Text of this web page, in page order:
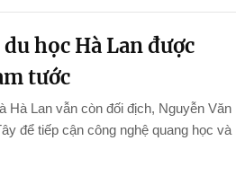
học Hà Lan được
tước
Hà Lan vẫn còn đối địch, Nguyễn Văn
để tiếp cận công nghệ quang học và